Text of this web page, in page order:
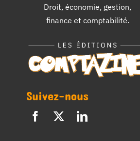
Droit, économie, gestion,
finance et comptabilité.
Suivez-nous